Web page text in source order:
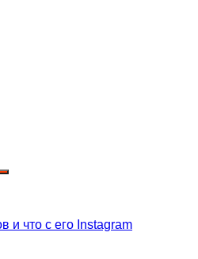
и что с его Instagram